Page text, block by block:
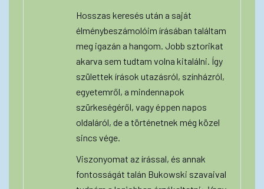
Hosszas keresés után a saját
élménybeszámolóim írásában találtam
meg igazán a hangom. Jobb sztorikat
akarva sem tudtam volna kitalálni. Így
születtek írások utazásról, színházról,
egyetemről, a mindennapok
szürkeségéről, vagy éppen napos
oldaláról, de a történetnek még közel
sincs vége.
Viszonyomat az írással, és annak
fontosságát talán Bukowski szavaival